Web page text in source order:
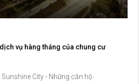
vụ hàng tháng của chung cư
City - Những căn hộ